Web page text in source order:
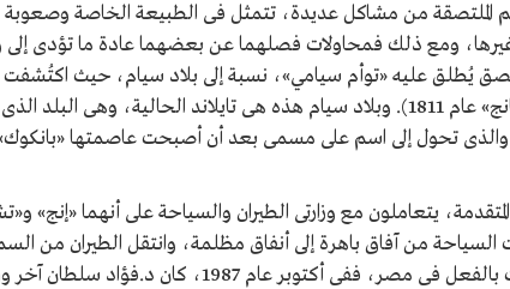
الملتصقة من مشاكل عديدة، تتمثل فى الطبيعة الخاصة وصعوبة
ومع ذلك فمحاولات فصلهما عن بعضهما عادة ما تؤدى إلى
يُطلق عليه «توأم سيامي»، نسبة إلى بلاد سيام، حيث اكتُشفت
(التوأم «إنج» و«تشانج» عام 1811). وبلاد سيام هذه هى تايلاند الحالية،
والذى تحول إلى اسم على مسمى بعد أن أصبحت عاصمتها «بانكوك»،
يتعاملون مع وزارتى الطيران والسياحة على أنهما «إنج»
السياحة من آفاق باهرة إلى أنفاق مظلمة، وانتقل الطيران من
الأعلي! وهو ما حدث بالفعل فى مصر، ففى أكتوبر عام